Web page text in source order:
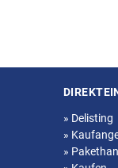
» Delisting
»
»